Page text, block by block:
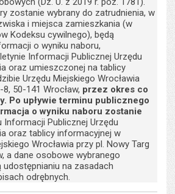
zostanie wybrany do zatrudnienia, w
i miejsca zamieszkania (w
Kodeksu cywilnego), będą
o wyniku naboru,
Informacji Publicznej Urzędu
oraz umieszczonej na tablicy
Urzędu Miejskiego Wrocławia
50-141 Wrocław, przez okres co
Po upływie terminu publicznego
o wyniku naboru zostanie
Informacji Publicznej Urzędu
oraz tablicy informacyjnej w
Wrocławia przy pl. Nowy Targ
a dane osobowe wybranego
udostępnianiu na zasadach
odrębnych.